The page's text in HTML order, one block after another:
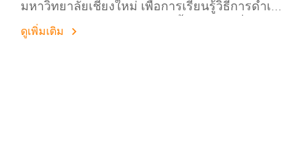
มหาวิทยาลัยเชียงใหม่ เพื่อการเรียนรู้วิธีการดำเนิน
การของสถานประกอบกิจการชั้นนำ และเยี่ยมชม
กระบวนการการผลิตของบริษัทฯ
ดูเพิ่มเติม